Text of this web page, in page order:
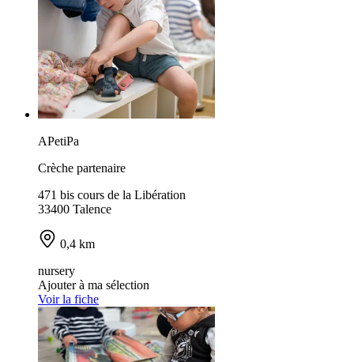
APetiPa
Crèche partenaire
471 bis cours de la Libération
33400 Talence
0,4 km
nursery
Ajouter à ma sélection
Voir la fiche